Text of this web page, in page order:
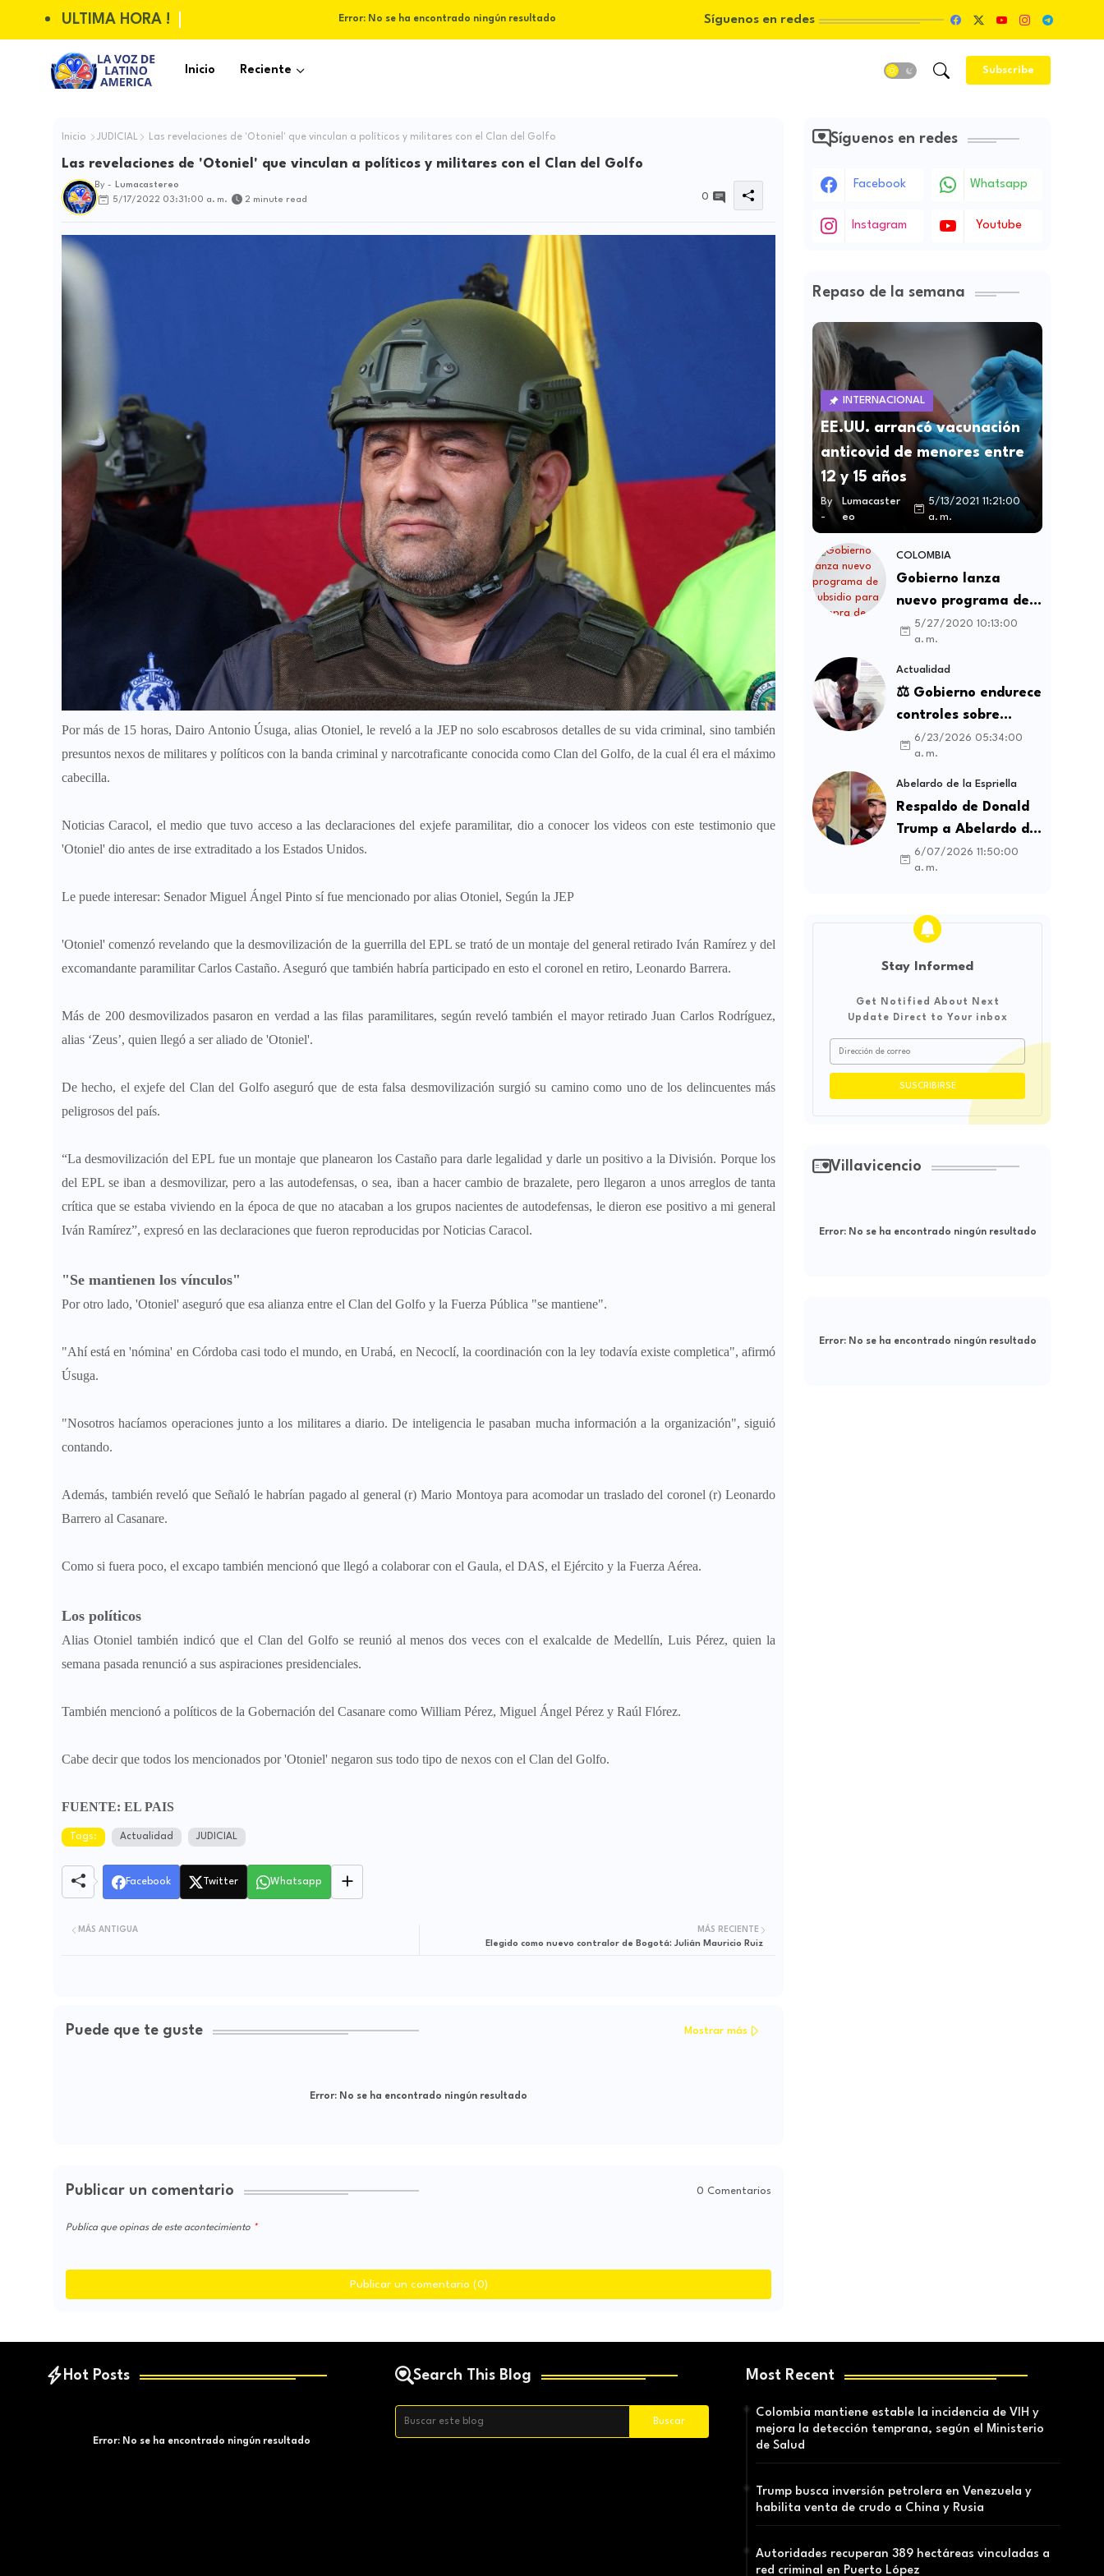
ULTIMA HORA ! Error: No se ha encontrado ningún resultado Síguenos en redes
Inicio Reciente Subscribe
Inicio JUDICIAL Las revelaciones de 'Otoniel' que vinculan a políticos y militares con el Clan del Golfo
Las revelaciones de 'Otoniel' que vinculan a políticos y militares con el Clan del Golfo
By -
Lumacastereo
5/17/2022 03:31:00 a. m.
2 minute read 0
Por más de 15 horas, Dairo Antonio Úsuga, alias Otoniel, le reveló a la JEP no solo escabrosos detalles de su vida criminal, sino también
presuntos nexos de militares y políticos con la banda criminal y narcotraficante conocida como Clan del Golfo, de la cual él era el máximo
cabecilla.
Noticias Caracol, el medio que tuvo acceso a las declaraciones del exjefe paramilitar, dio a conocer los videos con este testimonio que
'Otoniel' dio antes de irse extraditado a los Estados Unidos.
Le puede interesar: Senador Miguel Ángel Pinto sí fue mencionado por alias Otoniel, Según la JEP
'Otoniel' comenzó revelando que la desmovilización de la guerrilla del EPL se trató de un montaje del general retirado Iván Ramírez y del
excomandante paramilitar Carlos Castaño. Aseguró que también habría participado en esto el coronel en retiro, Leonardo Barrera.
Más de 200 desmovilizados pasaron en verdad a las filas paramilitares, según reveló también el mayor retirado Juan Carlos Rodríguez,
alias ‘Zeus’, quien llegó a ser aliado de 'Otoniel'.
De hecho, el exjefe del Clan del Golfo aseguró que de esta falsa desmovilización surgió su camino como uno de los delincuentes más
peligrosos del país.
“La desmovilización del EPL fue un montaje que planearon los Castaño para darle legalidad y darle un positivo a la División. Porque los
del EPL se iban a desmovilizar, pero a las autodefensas, o sea, iban a hacer cambio de brazalete, pero llegaron a unos arreglos de tanta
crítica que se estaba viviendo en la época de que no atacaban a los grupos nacientes de autodefensas, le dieron ese positivo a mi general
Iván Ramírez”, expresó en las declaraciones que fueron reproducidas por Noticias Caracol.
"Se mantienen los vínculos"
Por otro lado, 'Otoniel' aseguró que esa alianza entre el Clan del Golfo y la Fuerza Pública "se mantiene".
"Ahí está en 'nómina' en Córdoba casi todo el mundo, en Urabá, en Necoclí, la coordinación con la ley todavía existe completica", afirmó
Úsuga.
"Nosotros hacíamos operaciones junto a los militares a diario. De inteligencia le pasaban mucha información a la organización", siguió
contando.
Además, también reveló que Señaló le habrían pagado al general (r) Mario Montoya para acomodar un traslado del coronel (r) Leonardo
Barrero al Casanare.
Como si fuera poco, el excapo también mencionó que llegó a colaborar con el Gaula, el DAS, el Ejército y la Fuerza Aérea.
Los políticos
Alias Otoniel también indicó que el Clan del Golfo se reunió al menos dos veces con el exalcalde de Medellín, Luis Pérez, quien la
semana pasada renunció a sus aspiraciones presidenciales.
También mencionó a políticos de la Gobernación del Casanare como William Pérez, Miguel Ángel Pérez y Raúl Flórez.
Cabe decir que todos los mencionados por 'Otoniel' negaron sus todo tipo de nexos con el Clan del Golfo.
FUENTE: EL PAIS
Tags: Actualidad JUDICIAL
Facebook Twitter Whatsapp
MÁS RECIENTE
Elegido como nuevo contralor de Bogotá: Julián Mauricio Ruiz
MÁS ANTIGUA
Puede que te guste Mostrar más
Error: No se ha encontrado ningún resultado
Publicar un comentario 0 Comentarios
Publica que opinas de este acontecimiento
Publicar un comentario (0)
Síguenos en redes
Facebook Whatsapp
Instagram Youtube
Repaso de la semana
INTERNACIONAL
EE.UU. arrancó vacunación
anticovid de menores entre
12 y 15 años
By
-
Lumacaster
eo
5/13/2021 11:21:00
a. m.
COLOMBIA
Gobierno lanza
nuevo programa de
subsidio para compra
de vivienda VIS y no
VIS
5/27/2020 10:13:00
a. m.
Actualidad
⚖️ Gobierno endurece
controles sobre
contratos sindicales
y busca frenar la
intermediación
laboral ilegal
6/23/2026 05:34:00
a. m.
Abelardo de la Espriella
Respaldo de Donald
Trump a Abelardo de
la Espriella genera
debate sobre
influencia
internacional
6/07/2026 11:50:00
a. m.
Stay Informed
Get Notified About Next
Update Direct to Your inbox
Villavicencio
Error:No se ha encontrado ningún resultado
Error:No se ha encontrado ningún resultado
Hot Posts
Error: No se ha encontrado ningún resultado
Search This Blog Most Recent
Colombia mantiene estable la incidencia de VIH y
mejora la detección temprana, según el Ministerio
de Salud
Trump busca inversión petrolera en Venezuela y
habilita venta de crudo a China y Rusia
Autoridades recuperan 389 hectáreas vinculadas a
red criminal en Puerto López